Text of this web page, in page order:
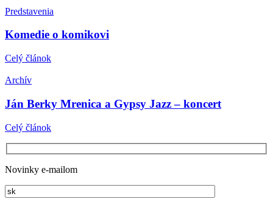
Predstavenia
Komedie o komikovi
Celý článok
Archív
Ján Berky Mrenica a Gypsy Jazz – koncert
Celý článok
Novinky e-mailom